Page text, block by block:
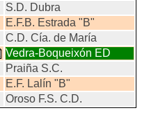
S.D. Dubra
E.F.B. Estrada "B"
C.D. Cía. de María
Vedra-Boqueixón ED
Praiña S.C.
E.F. Lalín "B"
Oroso F.S. C.D.